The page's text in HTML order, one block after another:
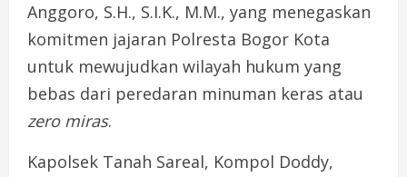
Anggoro, S.H., S.I.K., M.M., yang menegaskan
komitmen jajaran Polresta Bogor Kota
untuk mewujudkan wilayah hukum yang
bebas dari peredaran minuman keras atau
zero miras.
Kapolsek Tanah Sareal, Kompol Doddy,